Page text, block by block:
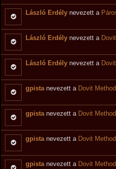
László Erdély nevezett a
László Erdély nevezett a
László Erdély nevezett a
gpistanevezett a Dovit
gpistanevezett a Dovit
gpistanevezett a Dovit
gpistanevezett a Dovit